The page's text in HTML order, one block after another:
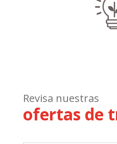
Revisa nuestras
ofertas de